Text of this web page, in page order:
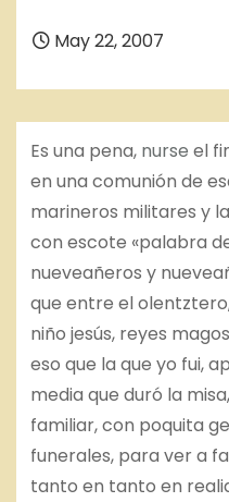
May 22, 2007
Es una pena, nurse el
en una comunión de
marineros militares y
con escote «palabra
nueveañeros y
que entre el
niño jesús, reyes
eso que la que yo fui,
media que duró la
familiar, con poquita
funerales, para ver a
tanto en tanto en